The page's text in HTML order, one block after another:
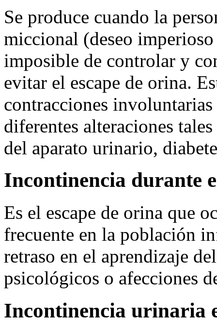
Se produce cuando la
miccional (deseo
imposible de controlar y
evitar el escape de orina.
contracciones
diferentes alteraciones
del aparato urinario,
Incontinencia durante
Es el escape de orina que
frecuente en la población
retraso en el aprendizaje
psicológicos o afecciones
Incontinencia urinaria